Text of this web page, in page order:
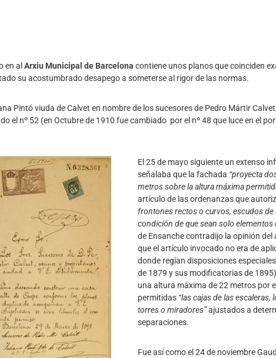
en al Arxiu Municipal de Barcelona contiene unos planos que coinciden
su acostumbrado desapego a someterse al rigor de las normas.
Pintó viuda de Calvet en nombre de los sucesores de Pedro Mártir
el nº 52 (en Octubre de 1910 fue cambiado por el nº 48 que luce en el
El 25 de mayo siguiente un extenso
señalaba que la fachada “proyecta
metros sobre la altura máxima
artículo de las ordenanzas que
frontones rectos o curvos, escudos de
condición de que sean solo elementos
de Ensanche contradijo la opinión
que el artículo invocado no era de
donde regían disposiciones
de 1879 y sus modificatorias de
una altura máxima de 22 metros por
permitidas “las cajas de las
torres o miradores”ajustados a
separaciones.
Fue así como el 24 de noviembre